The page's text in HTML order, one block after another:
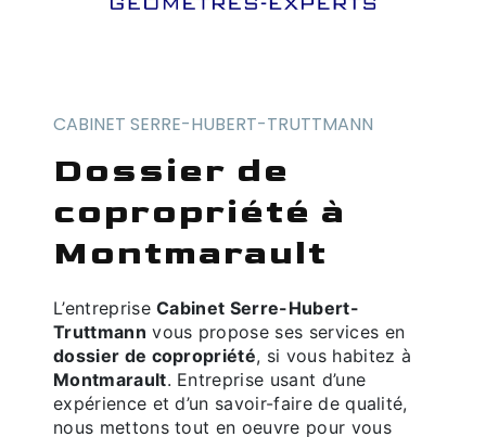
CABINET SERRE-HUBERT-TRUTTMANN
dossier de
copropriété à
Montmarault
L’entrepriseCabinet Serre-Hubert-
Truttmann vous propose ses services en
dossier de copropriété, si vous habitez à
Montmarault. Entreprise usant d’une
expérience et d’un savoir-faire de qualité,
nous mettons tout en oeuvre pour vous